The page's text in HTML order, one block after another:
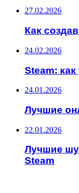
27.02.2026
Как
24.02.2026
Steam:
24.01.2026
Лучшие
22.01.2026
Лучшие
Steam